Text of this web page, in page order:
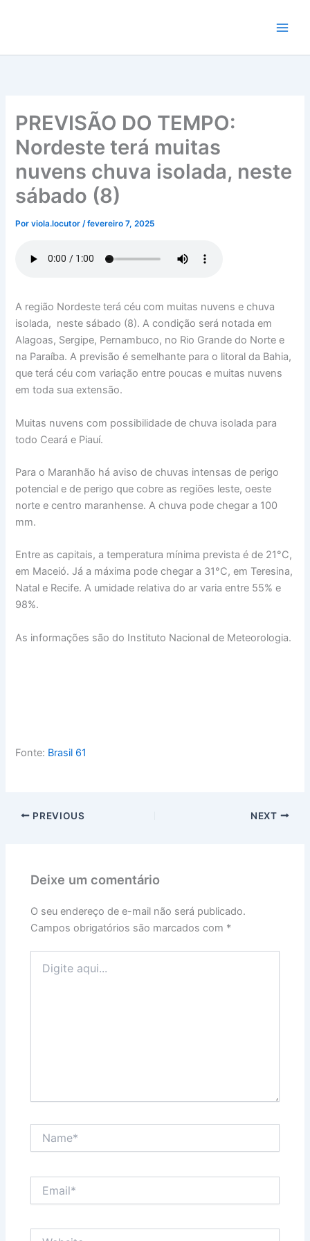
conteúdo
PREVISÃO DO TEMPO:
Nordeste terá muitas
nuvens chuva isolada, neste
sábado (8)
Porviola.locutor/fevereiro 7, 2025
A região Nordeste terá céu com muitas nuvens e chuva
isolada, neste sábado (8). A condição será notada em
Alagoas, Sergipe, Pernambuco, no Rio Grande do Norte e
na Paraíba. A previsão é semelhante para o litoral da Bahia,
que terá céu com variação entre poucas e muitas nuvens
em toda sua extensão.
Muitas nuvens com possibilidade de chuva isolada para
todo Ceará e Piauí.
Para o Maranhão há aviso de chuvas intensas de perigo
potencial e de perigo que cobre as regiões leste, oeste
norte e centro maranhense. A chuva pode chegar a 100
mm.
Entre as capitais, a temperatura mínima prevista é de 21°C,
em Maceió. Já a máxima pode chegar a 31°C, em Teresina,
Natal e Recife. A umidade relativa do ar varia entre 55% e
98%.
As informações são do Instituto Nacional de Meteorologia.
Fonte: Brasil 61
PREVIOUS NEXT
Deixe um comentário
O seu endereço de e-mail não será publicado.
Campos obrigatórios são marcados com *
aqui...